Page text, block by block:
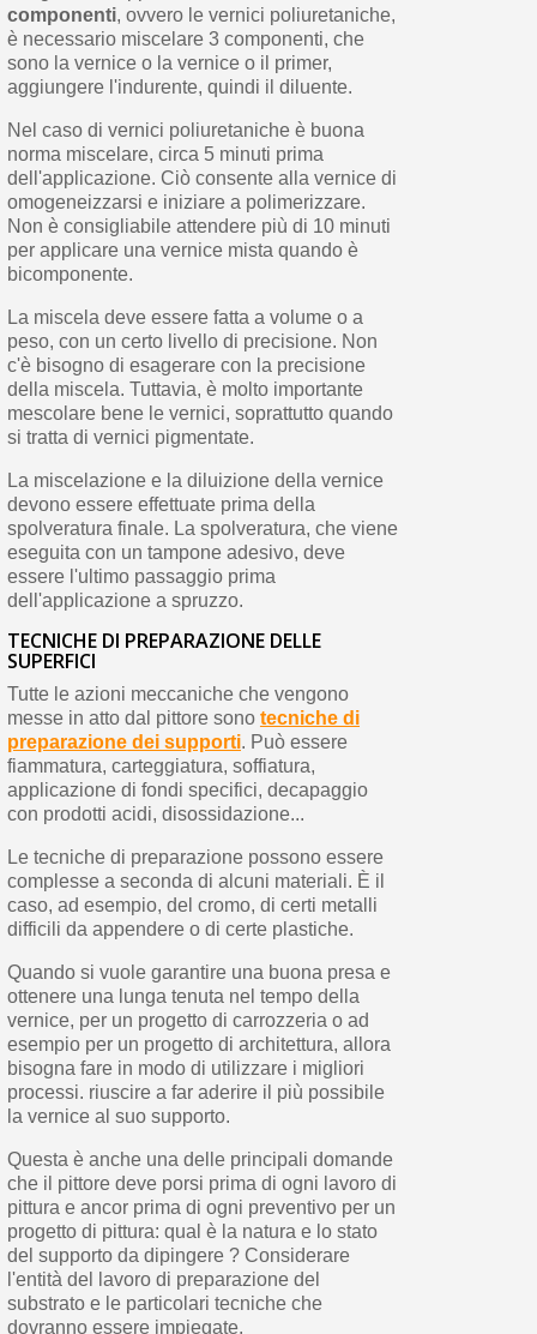
componenti, ovvero le vernici poliuretaniche,
è necessario miscelare 3 componenti, che
sono la vernice o la vernice o il primer,
aggiungere l'indurente, quindi il diluente.
Nel caso di vernici poliuretaniche è buona
norma miscelare, circa 5 minuti prima
dell'applicazione. Ciò consente alla vernice di
omogeneizzarsi e iniziare a polimerizzare.
Non è consigliabile attendere più di 10 minuti
per applicare una vernice mista quando è
bicomponente.
La miscela deve essere fatta a volume o a
peso, con un certo livello di precisione. Non
c'è bisogno di esagerare con la precisione
della miscela. Tuttavia, è molto importante
mescolare bene le vernici, soprattutto quando
si tratta di vernici pigmentate.
La miscelazione e la diluizione della vernice
devono essere effettuate prima della
spolveratura finale. La spolveratura, che viene
eseguita con un tampone adesivo, deve
essere l'ultimo passaggio prima
dell'applicazione a spruzzo.
TECNICHE DI PREPARAZIONE DELLE
SUPERFICI
Tutte le azioni meccaniche che vengono
messe in atto dal pittore sono tecniche di
preparazione dei supporti. Può essere
fiammatura, carteggiatura, soffiatura,
applicazione di fondi specifici, decapaggio
con prodotti acidi, disossidazione...
Le tecniche di preparazione possono essere
complesse a seconda di alcuni materiali. È il
caso, ad esempio, del cromo, di certi metalli
difficili da appendere o di certe plastiche.
Quando si vuole garantire una buona presa e
ottenere una lunga tenuta nel tempo della
vernice, per un progetto di carrozzeria o ad
esempio per un progetto di architettura, allora
bisogna fare in modo di utilizzare i migliori
processi. riuscire a far aderire il più possibile
la vernice al suo supporto.
Questa è anche una delle principali domande
che il pittore deve porsi prima di ogni lavoro di
pittura e ancor prima di ogni preventivo per un
progetto di pittura: qual è la natura e lo stato
del supporto da dipingere ? Considerare
l'entità del lavoro di preparazione del
substrato e le particolari tecniche che
dovranno essere impiegate.